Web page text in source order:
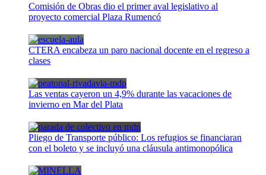
Comisión de Obras dio el primer aval legislativo al
proyecto comercial Plaza Rumencó
CTERA encabeza un paro nacional docente en el regreso a
clases
Las ventas cayeron un 4,9% durante las vacaciones de
invierno en Mar del Plata
Pliego de Transporte público: Los refugios se financiaran
con el boleto y se incluyó una cláusula antimonopólica